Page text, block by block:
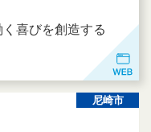
喜びを創造する
尼崎市